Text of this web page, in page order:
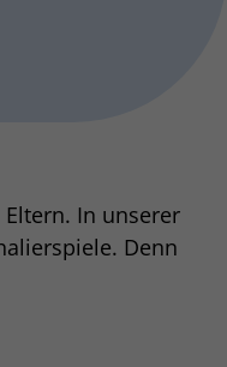
In unserer
Denn